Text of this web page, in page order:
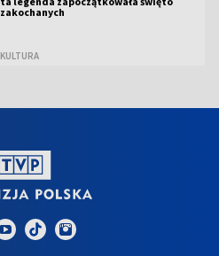
zakochanych
KULTURA